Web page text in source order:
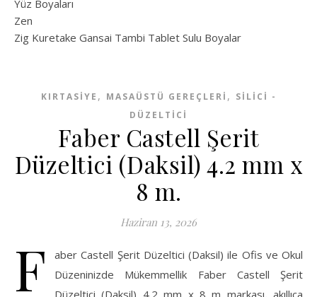
Yüz Boyaları
Zen
​Zig Kuretake Gansai Tambi Tablet Sulu Boyalar
KIRTASİYE , MASAÜSTÜ GEREÇLERI , SILICI -
DÜZELTICI
Faber Castell Şerit
Düzeltici (Daksil) 4.2 mm x
8 m.
Haziran 13, 2026
F
aber Castell Şerit Düzeltici (Daksil) ile Ofis ve Okul
Düzeninizde Mükemmellik Faber Castell Şerit
Düzeltici (Daksil) 4.2 mm x 8 m markası, akıllıca